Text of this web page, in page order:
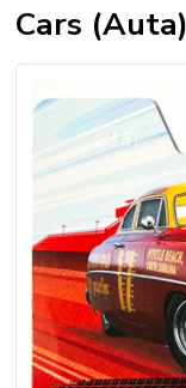
Cars